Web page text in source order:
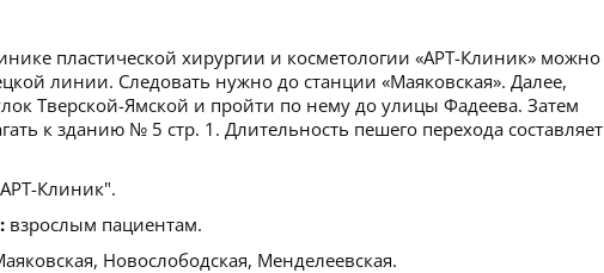
пластической хирургии и косметологии «АРТ-Клиник» можно
линии. Следовать нужно до станции «Маяковская». Далее,
Тверской-Ямской и пройти по нему до улицы Фадеева. Затем
к зданию № 5 стр. 1. Длительность пешего перехода составляет
Клиник".
взрослым пациентам.
Новослободская, Менделеевская.